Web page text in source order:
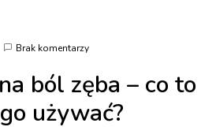
Brak komentarzy
ból zęba – co to
używać?